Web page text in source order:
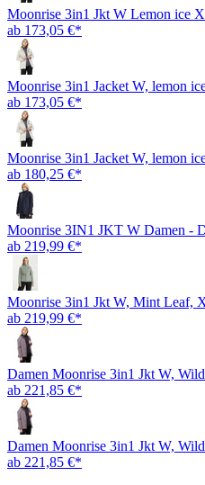
Moonrise 3in1 Jkt W Lemon ice
ab 173,05 €*
Moonrise 3in1 Jacket W, lemon
ab 173,05 €*
Moonrise 3in1 Jacket W, lemon
ab 180,25 €*
Moonrise 3IN1 JKT W Damen -
ab 219,99 €*
Moonrise 3in1 Jkt W, Mint Leaf,
ab 219,99 €*
Damen Moonrise 3in1 Jkt W,
ab 221,85 €*
Damen Moonrise 3in1 Jkt W,
ab 221,85 €*